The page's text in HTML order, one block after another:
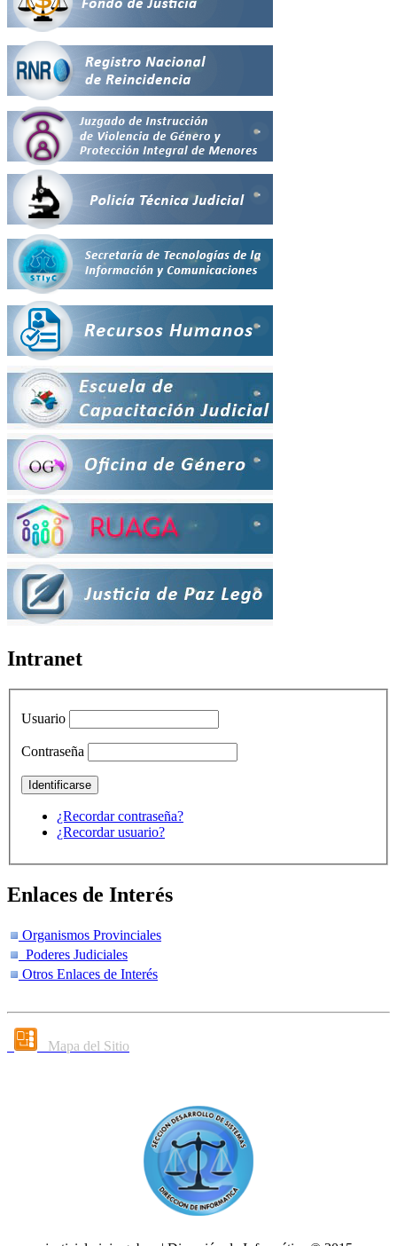
Intranet
Usuario
Contraseña
¿Recordar contraseña?
¿Recordar usuario?
Enlaces de Interés
Organismos Provinciales
Poderes Judiciales
Otros Enlaces de Interés
Mapa del Sitio